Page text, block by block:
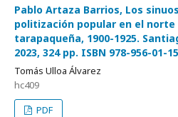
Pablo Artaza Barrios, Los
politización popular en el
tarapaqueña, 1900-1925.
2023, 324 pp. ISBN 978-956-01-
Tomás Ulloa Álvarez
hc409
PDF